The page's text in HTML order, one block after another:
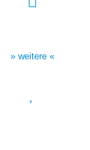
» weitere «